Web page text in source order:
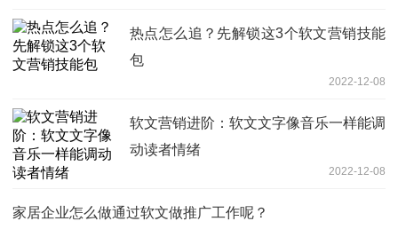
热点怎么追？先解锁这3个软文营销技能
包
2022-12-08
软文营销进阶：软文文字像音乐一样能调
动读者情绪
2022-12-08
家居企业怎么做通过软文做推广工作呢？